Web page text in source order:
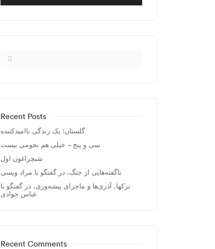
Recent Posts
گلستان؛ یک زندگی ناامیدکننده
سی و پنج – خیلی هم نجومی نیست
شبچراغون اول
ناگفته‌هایی از جنگ، در گفتگو با مراد ویسی
ترکها، آذری‌ها و ماجرای پیشه‌وری، در گفتگو با
عباس جوادی
Recent Comments